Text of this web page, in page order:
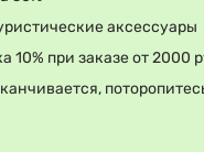
аксессуары
10% при заказе от 2000